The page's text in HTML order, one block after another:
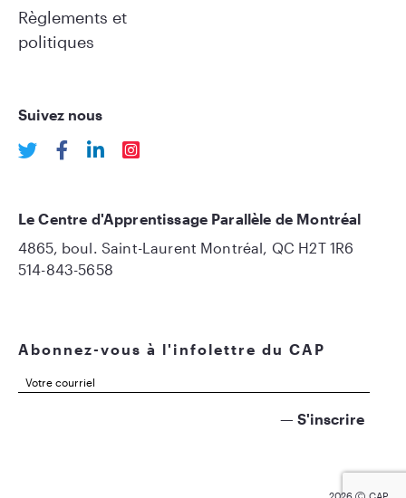
Règlements et
politiques
Suivez nous
Abonnez-vous à l'infolettre du CAP
Le Centre d'Apprentissage Parallèle de Montréal
4865, boul. Saint-Laurent Montréal, QC H2T 1R6
514-843-5658